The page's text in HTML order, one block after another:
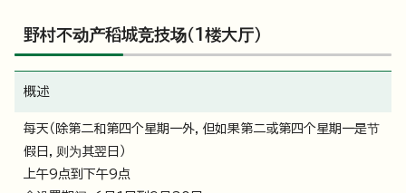
野村不动产稻城竞技场（1楼大厅）
概述
每天（除第二和第四个星期一外，但如果第二或第四个星期一是节
假日，则为其翌日）
上午9点到下午9点